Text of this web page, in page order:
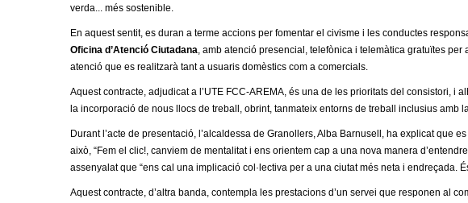
verda... més sostenible.
En aquest sentit, es duran a terme accions per fomentar el civisme i les conductes
Oficina d’Atenció Ciutadana, amb atenció presencial, telefònica i telemàtica gratuïtes
atenció que es realitzarà tant a usuaris domèstics com a comercials.
Aquest contracte, adjudicat a l’UTE FCC-AREMA, és una de les prioritats del consistori,
la incorporació de nous llocs de treball, obrint, tanmateix entorns de treball inclusius amb
Durant l’acte de presentació, l’alcaldessa de Granollers,Alba Barnusell, ha explicat que es
això, “Fem el clic!, canviem de mentalitat i ens orientem cap a una nova manera
assenyalat que “ens cal una implicació col·lectiva per a una ciutat més neta i endreçada.
Aquest contracte, d’altra banda, contempla les prestacions d’un servei que responen al